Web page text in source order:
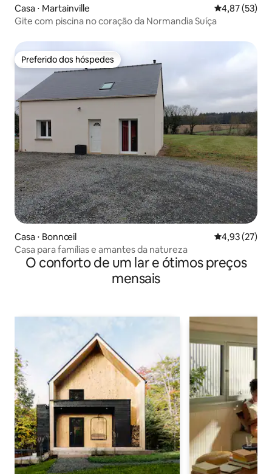
Casa ⋅ Martainville 4,87 de uma
4,87 (53)
Gite com piscina no coração da Normandia Suíça
Preferido dos hóspedes
Preferido dos hóspedes
Casa ⋅ Bonnœil 4,93 de uma
4,93 (27)
Casa para famílias e amantes da natureza
O conforto de um lar e ótimos preços
mensais